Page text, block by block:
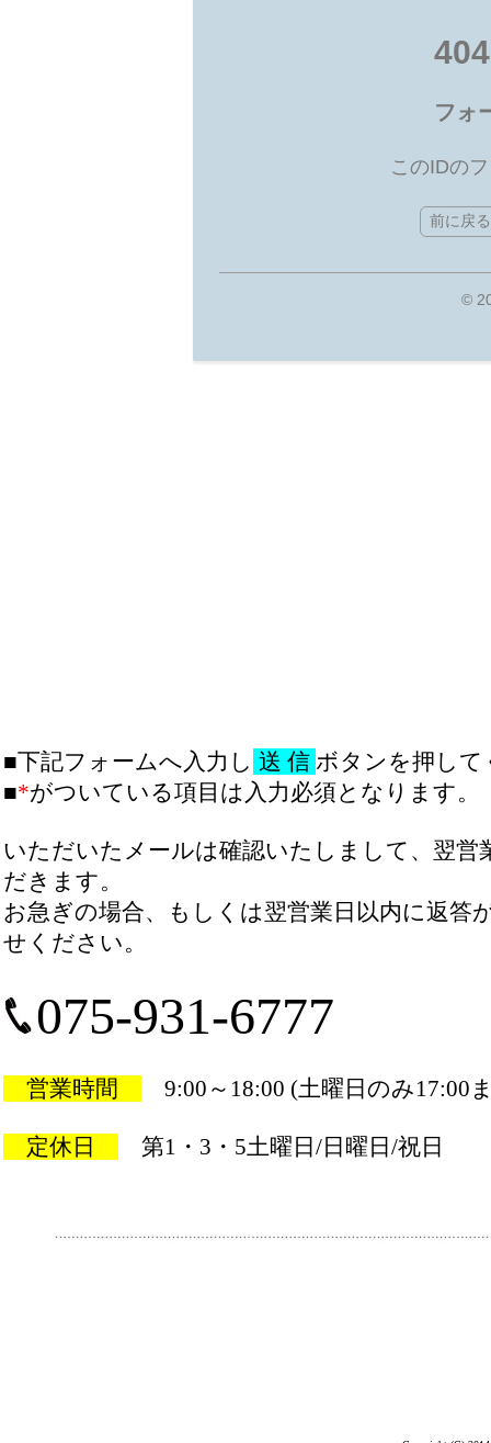
■下記フォームへ入力し 送 信 ボタンを押して
■*がついている項目は入力必須となります。
いただいたメールは確認いたしまして、翌
だきます。
お急ぎの場合、もしくは翌営業日以内に返答
せください。
075-931-6777
営業時間 9:00～18:00 (土曜日のみ17:00
定休日 第1・3・5土曜日/日曜日/祝日